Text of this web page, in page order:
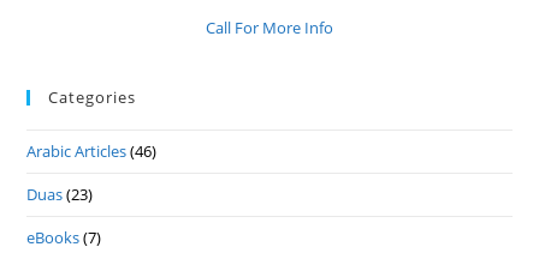
Call For More Info
Categories
Arabic Articles(46)
Duas(23)
eBooks(7)